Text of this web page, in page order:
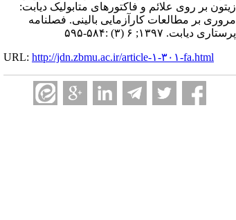
زیتون بر روی علائم و فاکتورهای متابولیک دیابت:
مروری بر مطالعات کارآزمایی بالینی. فصلنامه
پرستاری دیابت. ۱۳۹۷; ۶ (۳) :۵۸۴-۵۹۵
URL: http://jdn.zbmu.ac.ir/article-۱-۳۰۱-fa.html